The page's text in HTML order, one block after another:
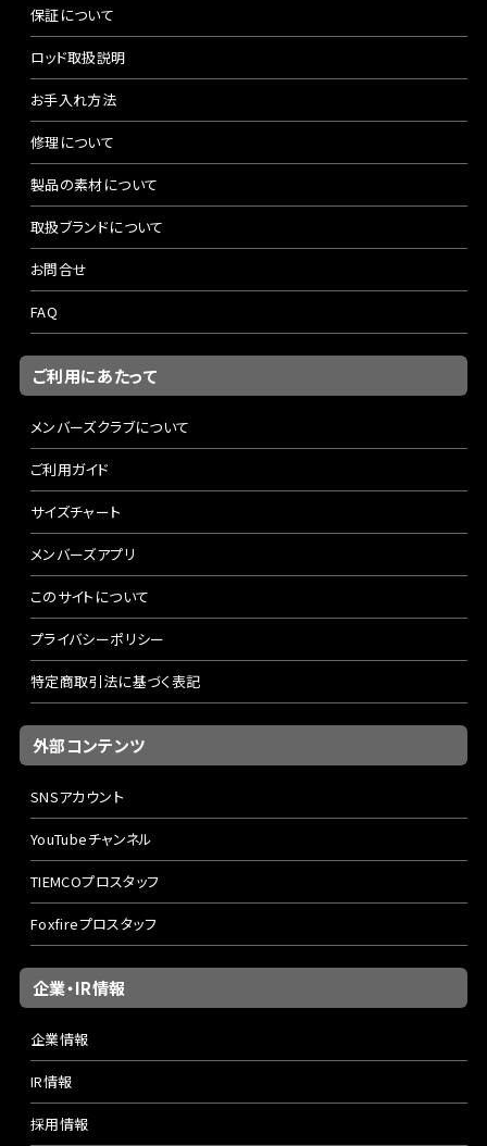
保証について
ロッド取扱説明
お手入れ方法
修理について
製品の素材について
取扱ブランドについて
お問合せ
FAQ
ご利用にあたって
メンバーズクラブについて
ご利用ガイド
サイズチャート
メンバーズアプリ
このサイトについて
プライバシーポリシー
特定商取引法に基づく表記
外部コンテンツ
SNSアカウント
YouTubeチャンネル
TIEMCOプロスタッフ
Foxfireプロスタッフ
企業・IR情報
企業情報
IR情報
採用情報